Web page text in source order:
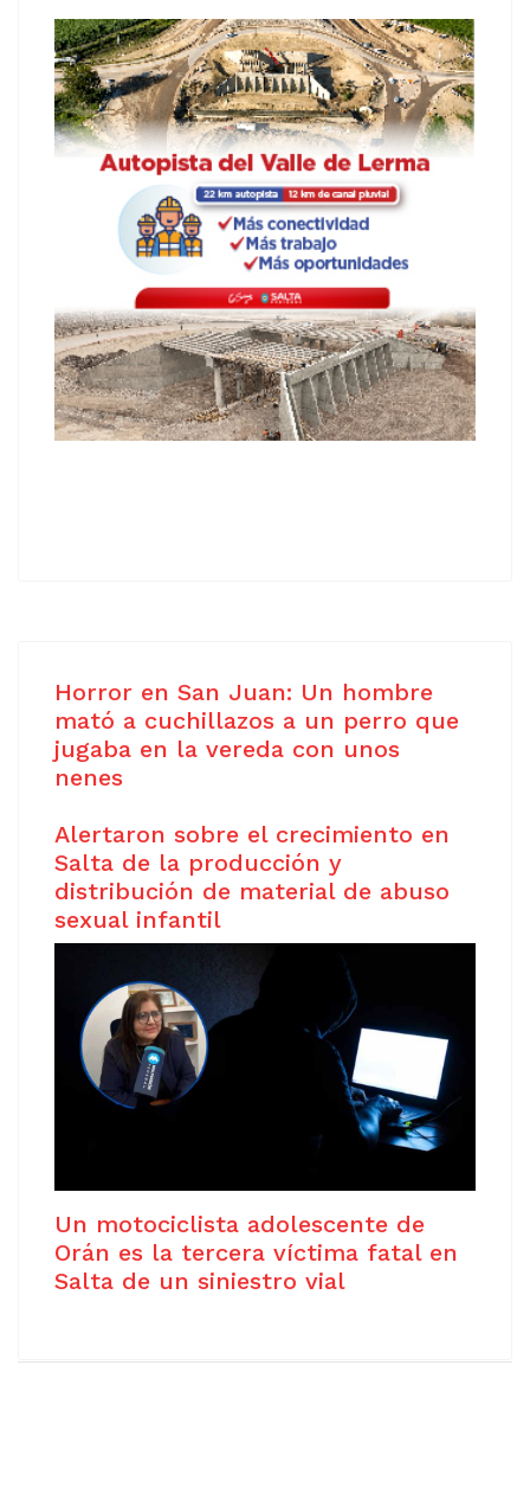
Horror en San Juan: Un hombre
mató a cuchillazos a un perro que
jugaba en la vereda con unos
nenes
Alertaron sobre el crecimiento en
Salta de la producción y
distribución de material de abuso
sexual infantil
Un motociclista adolescente de
Orán es la tercera víctima fatal en
Salta de un siniestro vial